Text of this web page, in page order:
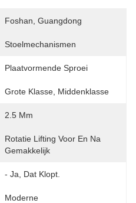
Foshan, Guangdong
Stoelmechanismen
Plaatvormende Sproei
Grote Klasse, Middenklasse
2.5 Mm
Rotatie Lifting Voor En Na
Gemakkelijk
- Ja, Dat Klopt.
Moderne